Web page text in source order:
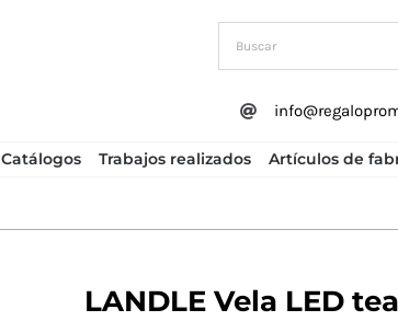
Catálogos Trabajos realizados Artículos de
LANDLE Vela LED